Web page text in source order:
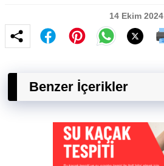
14 Ekim 2024
Benzer İçerikler